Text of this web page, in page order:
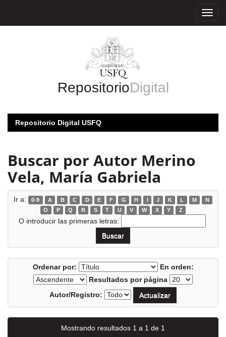
RepositorioDigital
Repositorio Digital USFQ
Buscar por Autor Merino
Vela, María Gabriela
Ir a: 0-9 A B C D E F G H I J K L M
N
O
P Q R S T U V W X Y Z
O introducir las primeras letras:
Ordenar por:
En orden:
Resultados por página
Autor/Registro:
Mostrando resultados 1 a 1 de 1